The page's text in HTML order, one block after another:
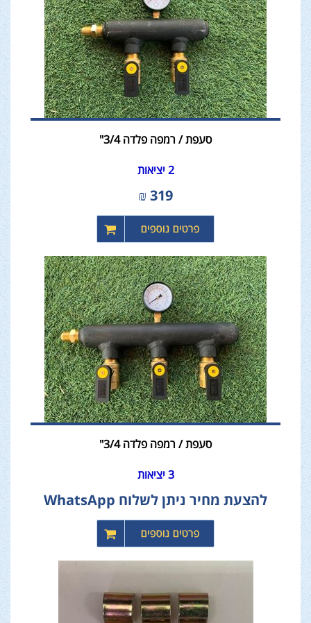
סעפת / רמפה פלדה 3/4"
2 יציאות
319
₪
סעפת / רמפה פלדה 3/4"
3 יציאות
להצעת מחיר ניתן לשלוח WhatsApp